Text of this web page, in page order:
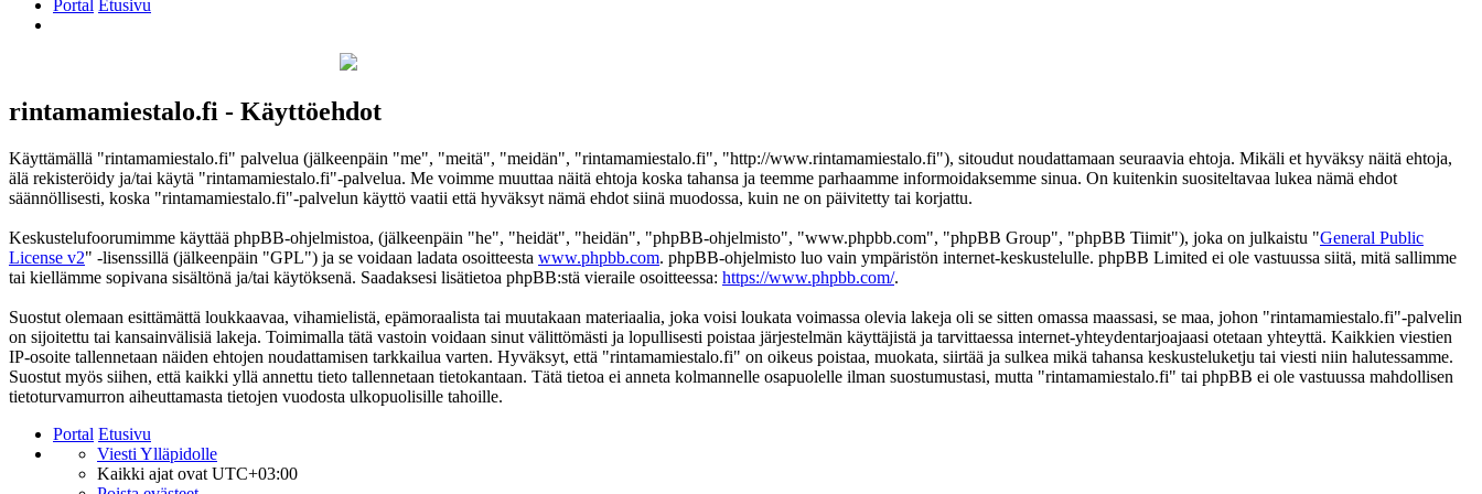
Portal Etusivu
rintamamiestalo.fi - Käyttöehdot
Käyttämällä "rintamamiestalo.fi" palvelua (jälkeenpäin "me", "meitä", "meidän", "rintamamiestalo.fi", "http://www.rintamamiestalo.fi"), sitoudut noudattamaan seuraavia ehtoja. Mikäli et hyväksy näitä ehtoja,
älä rekisteröidy ja/tai käytä "rintamamiestalo.fi"-palvelua. Me voimme muuttaa näitä ehtoja koska tahansa ja teemme parhaamme informoidaksemme sinua. On kuitenkin suositeltavaa lukea nämä ehdot
säännöllisesti, koska "rintamamiestalo.fi"-palvelun käyttö vaatii että hyväksyt nämä ehdot siinä muodossa, kuin ne on päivitetty tai korjattu.
Keskustelufoorumimme käyttää phpBB-ohjelmistoa, (jälkeenpäin "he", "heidät", "heidän", "phpBB-ohjelmisto", "www.phpbb.com", "phpBB Group", "phpBB Tiimit"), joka on julkaistu "General Public
License v2" -lisenssillä (jälkeenpäin "GPL") ja se voidaan ladata osoitteesta www.phpbb.com. phpBB-ohjelmisto luo vain ympäristön internet-keskustelulle. phpBB Limited ei ole vastuussa siitä, mitä sallimme
tai kiellämme sopivana sisältönä ja/tai käytöksenä. Saadaksesi lisätietoa phpBB:stä vieraile osoitteessa: https://www.phpbb.com/.
Suostut olemaan esittämättä loukkaavaa, vihamielistä, epämoraalista tai muutakaan materiaalia, joka voisi loukata voimassa olevia lakeja oli se sitten omassa maassasi, se maa, johon "rintamamiestalo.fi"-palvelin
on sijoitettu tai kansainvälisiä lakeja. Toimimalla tätä vastoin voidaan sinut välittömästi ja lopullisesti poistaa järjestelmän käyttäjistä ja tarvittaessa internet-yhteydentarjoajaasi otetaan yhteyttä. Kaikkien viestien
IP-osoite tallennetaan näiden ehtojen noudattamisen tarkkailua varten. Hyväksyt, että "rintamamiestalo.fi" on oikeus poistaa, muokata, siirtää ja sulkea mikä tahansa keskusteluketju tai viesti niin halutessamme.
Suostut myös siihen, että kaikki yllä annettu tieto tallennetaan tietokantaan. Tätä tietoa ei anneta kolmannelle osapuolelle ilman suostumustasi, mutta "rintamamiestalo.fi" tai phpBB ei ole vastuussa mahdollisen
tietoturvamurron aiheuttamasta tietojen vuodosta ulkopuolisille tahoille.
Portal Etusivu
Viesti Ylläpidolle
Kaikki ajat ovat UTC+03:00